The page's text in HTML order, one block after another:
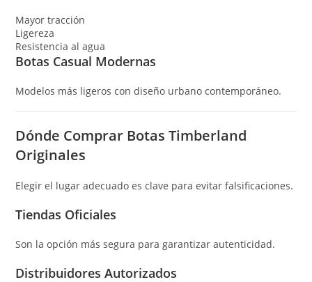
Mayor tracción
Ligereza
Resistencia al agua
Botas Casual Modernas
Modelos más ligeros con diseño urbano contemporáneo.
Dónde Comprar Botas Timberland
Originales
Elegir el lugar adecuado es clave para evitar falsificaciones.
Tiendas Oficiales
Son la opción más segura para garantizar autenticidad.
Distribuidores Autorizados